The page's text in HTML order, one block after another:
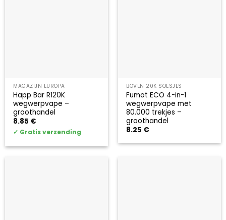
MAGAZIJN EUROPA
Happ Bar R120K
wegwerpvape –
groothandel
8.85 €
✓ Gratis verzending
BOVEN 20K SOESJES
Fumot ECO 4-in-1
wegwerpvape met
80.000 trekjes –
groothandel
8.25 €